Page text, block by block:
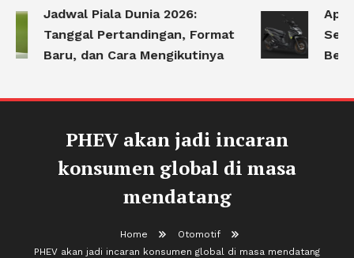
Jadwal Piala Dunia 2026:
Tanggal Pertandingan, Format
Baru, dan Cara Mengikutinya
Apa
PHEV akan jadi incaran
konsumen global di masa
mendatang
Home
Otomotif
PHEV akan jadi incaran konsumen global di masa mendatang